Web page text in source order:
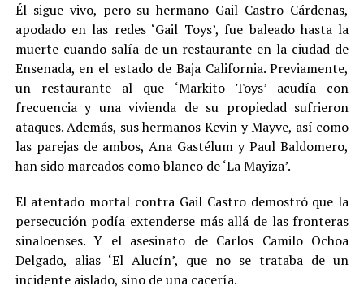
Él sigue vivo, pero su hermano Gail Castro Cárdenas,
apodado en las redes ‘Gail Toys’, fue baleado hasta la
muerte cuando salía de un restaurante en la ciudad de
Ensenada, en el estado de Baja California. Previamente,
un restaurante al que ‘Markito Toys’ acudía con
frecuencia y una vivienda de su propiedad sufrieron
ataques. Además, sus hermanos Kevin y Mayve, así como
las parejas de ambos, Ana Gastélum y Paul Baldomero,
han sido marcados como blanco de ‘La Mayiza’.
El atentado mortal contra Gail Castro demostró que la
persecución podía extenderse más allá de las fronteras
sinaloenses. Y el asesinato de Carlos Camilo Ochoa
Delgado, alias ‘El Alucín’, que no se trataba de un
incidente aislado, sino de una cacería.